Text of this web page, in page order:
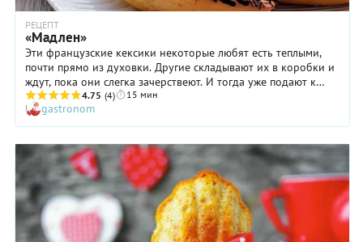
РЕЦЕПТ
«Мадлен»
Эти французские кексики некоторые любят есть теплыми,
почти прямо из духовки. Другие складывают их в коробки и
ждут, пока они слегка зачерствеют. И тогда уже подают к
чаю, в который их надо тогда непременно макать. А детям
они нравятся в любом виде, лишь бы были!
4.75 (4) 15 мин
gastronom